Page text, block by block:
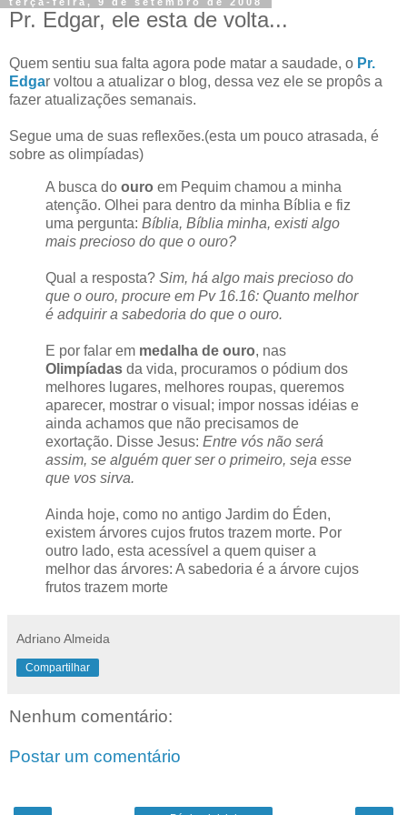
Pr. Edgar, ele esta de volta...
Quem sentiu sua falta agora pode matar a saudade, o Pr.
Edgar voltou a atualizar o blog, dessa vez ele se propôs a
fazer atualizações semanais.
Segue uma de suas reflexões.(esta um pouco atrasada, é
sobre as olimpíadas)
A busca do ouro em Pequim chamou a minha
atenção. Olhei para dentro da minha Bíblia e fiz
uma pergunta: Bíblia, Bíblia minha, existi algo
mais precioso do que o ouro?
Qual a resposta? Sim, há algo mais precioso do
que o ouro, procure em Pv 16.16: Quanto melhor
é adquirir a sabedoria do que o ouro.
E por falar em medalha de ouro, nas
Olimpíadas da vida, procuramos o pódium dos
melhores lugares, melhores roupas, queremos
aparecer, mostrar o visual; impor nossas idéias e
ainda achamos que não precisamos de
exortação. Disse Jesus: Entre vós não será
assim, se alguém quer ser o primeiro, seja esse
que vos sirva.
Ainda hoje, como no antigo Jardim do Éden,
existem árvores cujos frutos trazem morte. Por
outro lado, esta acessível a quem quiser a
melhor das árvores: A sabedoria é a árvore cujos
frutos trazem morte
Adriano Almeida
Compartilhar
Nenhum comentário:
Postar um comentário